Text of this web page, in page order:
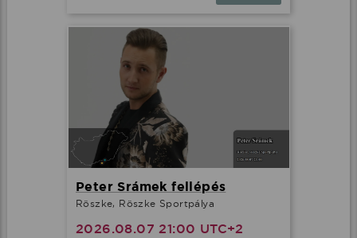
Peter Srámek fellépés
Röszke, Röszke Sportpálya
2026.08.07 21:00 UTC+2